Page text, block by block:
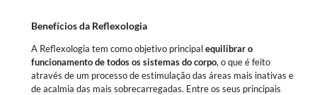
Benefícios da Reflexologia
A Reflexologia tem como objetivo principalequilibrar o
funcionamento de todos os sistemas do corpo, o que é feito
através de um processo de estimulação das áreas mais inativas e
de acalmia das mais sobrecarregadas. Entre os seus principais